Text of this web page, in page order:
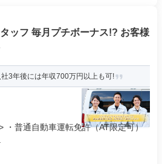
ッフ 毎月プチボーナス!? お客様
3年後には年収700万円以上も可!
・普通自動車運転免許（AT限定可）